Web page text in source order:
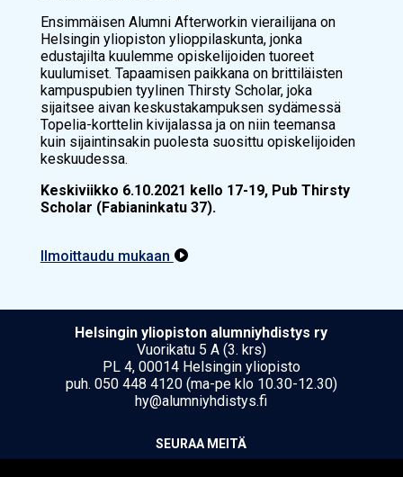
Ensimmäisen Alumni Afterworkin vierailijana on
Helsingin yliopiston ylioppilaskunta, jonka
edustajilta kuulemme opiskelijoiden tuoreet
kuulumiset. Tapaamisen paikkana on brittiläisten
kampuspubien tyylinen Thirsty Scholar, joka
sijaitsee aivan keskustakampuksen sydämessä
Topelia-korttelin kivijalassa ja on niin teemansa
kuin sijaintinsakin puolesta suosittu opiskelijoiden
keskuudessa.
Keskiviikko 6.10.2021 kello 17-19, Pub Thirsty
Scholar (Fabianinkatu 37).
Ilmoittaudu mukaan 
Hel­sin­gin yli­opis­ton alumniyhdistys ry
Vuorikatu 5 A (3. krs)
PL 4, 00014 Helsingin yliopisto
puh. 050 448 4120 (ma-pe klo 10.30-12.30)
hy@alumniyhdistys.fi
SEU­RAA MEI­TÄ